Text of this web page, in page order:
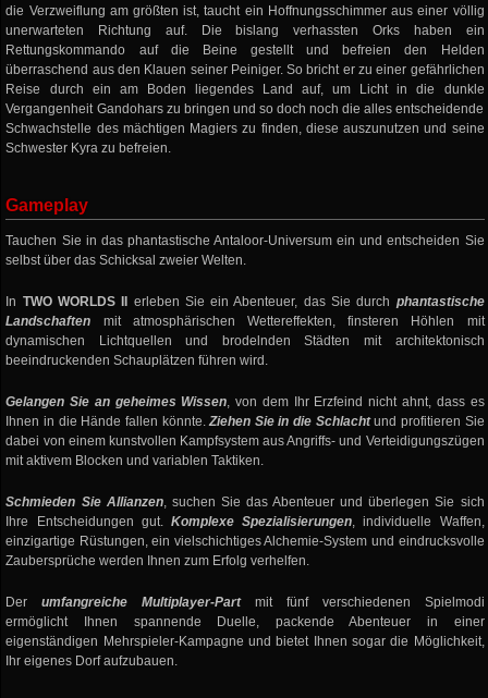
die Verzweiflung am größten ist, taucht ein Hoffnungsschimmer aus einer völlig
unerwarteten Richtung auf. Die bislang verhassten Orks haben ein
Rettungskommando auf die Beine gestellt und befreien den Helden
überraschend aus den Klauen seiner Peiniger. So bricht er zu einer gefährlichen
Reise durch ein am Boden liegendes Land auf, um Licht in die dunkle
Vergangenheit Gandohars zu bringen und so doch noch die alles entscheidende
Schwachstelle des mächtigen Magiers zu finden, diese auszunutzen und seine
Schwester Kyra zu befreien.
Gameplay
Tauchen Sie in das phantastische Antaloor-Universum ein und entscheiden Sie
selbst über das Schicksal zweier Welten.
In TWO WORLDS II erleben Sie ein Abenteuer, das Sie durch phantastische
Landschaften mit atmosphärischen Wettereffekten, finsteren Höhlen mit
dynamischen Lichtquellen und brodelnden Städten mit architektonisch
beeindruckenden Schauplätzen führen wird.
Gelangen Sie an geheimes Wissen, von dem Ihr Erzfeind nicht ahnt, dass es
Ihnen in die Hände fallen könnte.Ziehen Sie in die Schlachtund profitieren Sie
dabei von einem kunstvollen Kampfsystem aus Angriffs- und Verteidigungszügen
mit aktivem Blocken und variablen Taktiken.
Schmieden Sie Allianzen, suchen Sie das Abenteuer und überlegen Sie sich
Ihre Entscheidungen gut. Komplexe Spezialisierungen, individuelle Waffen,
einzigartige Rüstungen, ein vielschichtiges Alchemie-System und eindrucksvolle
Zaubersprüche werden Ihnen zum Erfolg verhelfen.
Derumfangreiche Multiplayer-Partmit fünf verschiedenen Spielmodi
ermöglicht Ihnen spannende Duelle, packende Abenteuer in einer
eigenständigen Mehrspieler-Kampagne und bietet Ihnen sogar die Möglichkeit,
Ihr eigenes Dorf aufzubauen.